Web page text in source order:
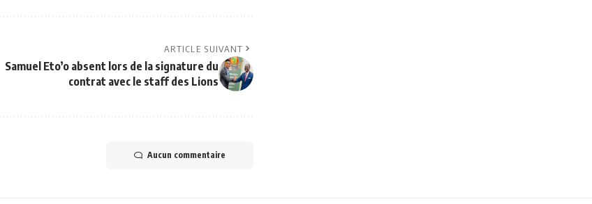
ARTICLE SUIVANT
Samuel Eto’o absent lors de la signature du
contrat avec le staff des Lions
Aucun commentaire